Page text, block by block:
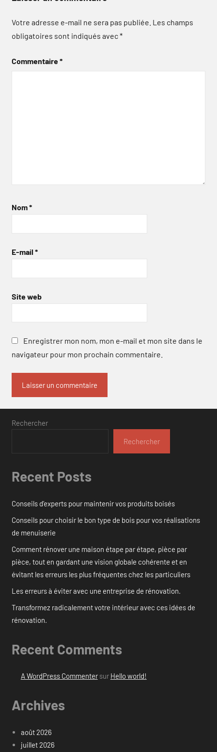
Votre adresse e-mail ne sera pas publiée. Les champs
obligatoires sont indiqués avec*
Commentaire*
Nom*
E-mail *
Site web
Enregistrer mon nom, mon e-mail et mon site dans le
navigateur pour mon prochain commentaire.
Rechercher
Rechercher
Recent Posts
Conseils d’experts pour maintenir vos produits boisés
Conseils pour choisir le bon type de bois pour vos réalisations
de menuiserie
Comment rénover une maison étape par étape, pièce par
pièce, tout en gardant une vision globale cohérente et en
évitant les erreurs les plus fréquentes chez les particuliers
Les erreurs à éviter avec une entreprise de rénovation.
Transformez radicalement votre intérieur avec ces idées de
rénovation.
Recent Comments
A WordPress Commentersur Hello world!
Archives
août 2026
juillet 2026